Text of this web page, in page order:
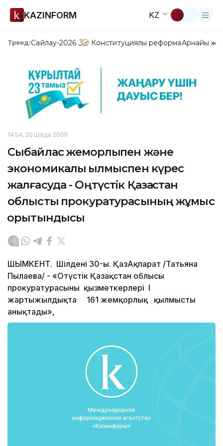
KAZINFORM KZ
Тренд:Сайлау-2026 Конституциялық реформаАрнайы
14:54, 30 Шілде 2009
Сыбайлас жемқорлықпен және
экономикалық қылмыспен күрес
жалғасуда - Оңтүстік Қазақстан
облыстық прокуратурасының жұмыс
қорытындысы
ШЫМКЕНТ. Шілденің 30-ы. ҚазАқпарат /Татьяна
Пылаева/ - «Оңтүстік Қазақстан облысы
прокуратурасының қызметкерлері І
жартыжылдықта 161 жемқорлық қылмысты
анықтады»,